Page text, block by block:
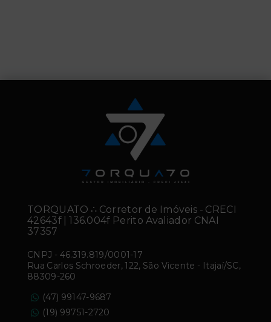
TORQUATO ∴ Corretor de Imóveis - CRECI
42643f | 136.004f Perito Avaliador CNAI
37357
CNPJ - 46.319.819/0001-17
Rua Carlos Schroeder, 122, São Vicente - Itajaí/SC,
88309-260
(47) 99147-9687
(19) 99751-2720